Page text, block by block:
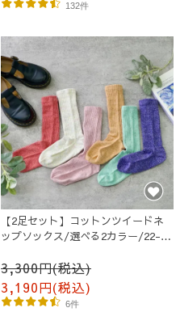
132件
【2足セット】コットンツイードネ
ップソックス/選べる2カラー/22-
3,300円(税込)
3,190円(税込)
6件